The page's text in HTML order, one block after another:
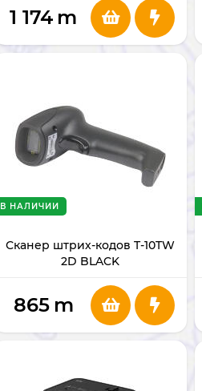
1 174 m
Сканер штрих-кодов T-10TW
2D BLACK
В НАЛИЧИИ
865 m